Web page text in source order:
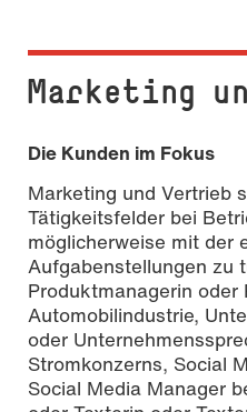
Marketing
Die Kunden im Fokus
Marketing und Vertrieb
Tätigkeitsfelder bei
möglicherweise mit der
Aufgabenstellungen zu
Produktmanagerin
Automobilindustrie,
oder
Stromkonzerns, Social
Social Media Manager